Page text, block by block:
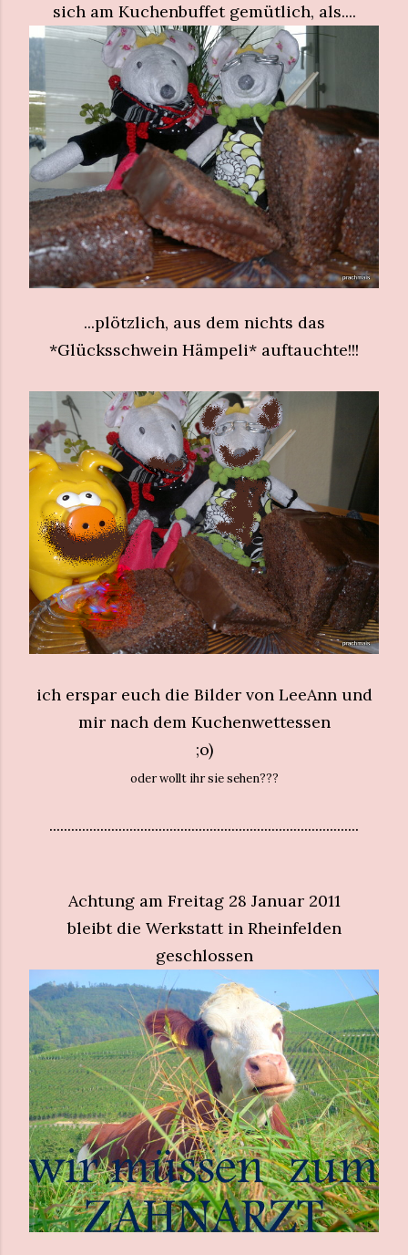
sich am Kuchenbuffet gemütlich, als....
...plötzlich, aus dem nichts das
*Glücksschwein Hämpeli* auftauchte!!!
ich erspar euch die Bilder von LeeAnn und
mir nach dem Kuchenwettessen
;o)
oder wollt ihr sie sehen???
.....................................................................................
Achtung am Freitag 28 Januar 2011
bleibt die Werkstatt in Rheinfelden
geschlossen